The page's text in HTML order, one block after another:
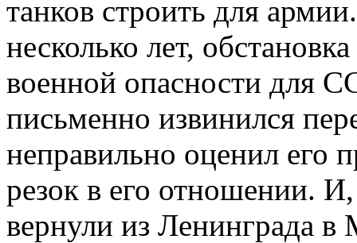
танков строить для
несколько лет,
военной опасности для
письменно извинился
неправильно оценил его
резок в его отношении.
вернули из Ленинграда в